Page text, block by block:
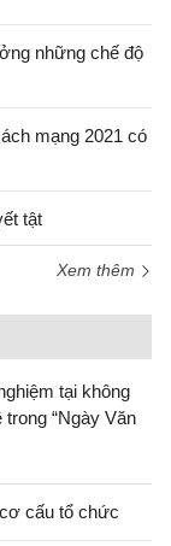
những chế độ
mạng 2021 có
tật
Xem thêm
tại không
trong “Ngày Văn
cấu tổ chức